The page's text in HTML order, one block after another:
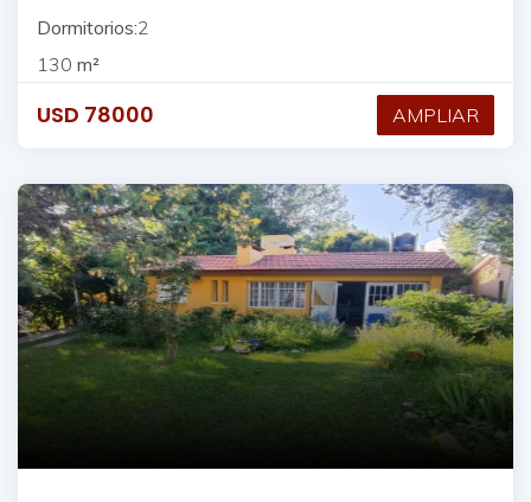
Dormitorios:2
130 m²
USD 78000 AMPLIAR